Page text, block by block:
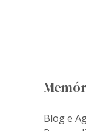
Blog e